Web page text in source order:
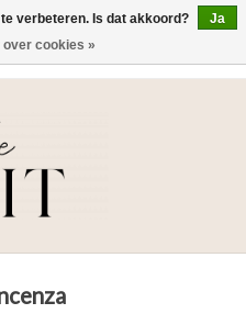
verbeteren. Is dat akkoord?
Ja
over cookies »